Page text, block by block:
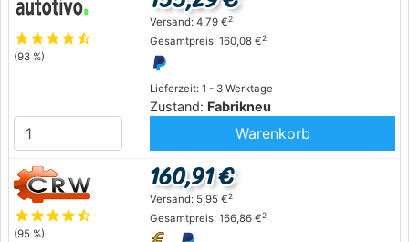
starstarstarstarstar_half
(93 %)
Lieferzeit: 1 - 3 Werktage
Zustand: Fabrikneu
Versand: 4,79 €2
Gesamtpreis: 160,08 €2
Warenkorb
starstarstarstarstar_half
(95 %)
160,91 €
Versand: 5,95 €2
Gesamtpreis: 166,86 €2